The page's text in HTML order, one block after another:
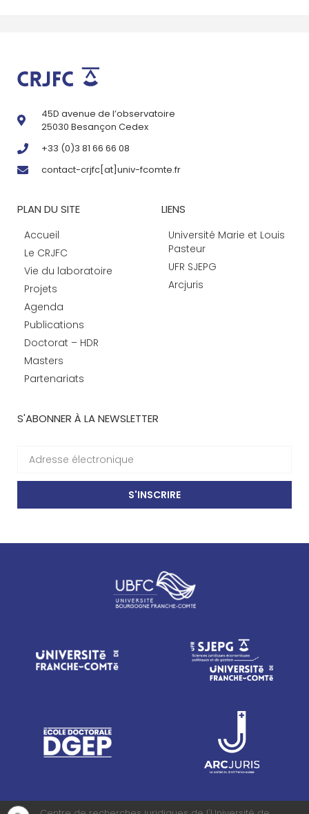
45D avenue de l’observatoire
25030 Besançon Cedex
+33 (0)3 81 66 66 08
contact-crjfc[at]univ-fcomte.fr
PLAN DU SITE
Accueil
Le CRJFC
Vie du laboratoire
Projets
Agenda
Publications
Doctorat – HDR
Masters
Partenariats
LIENS
Université Marie et Louis
Pasteur
UFR SJEPG
Arcjuris
S'ABONNER À LA NEWSLETTER
S'INSCRIRE